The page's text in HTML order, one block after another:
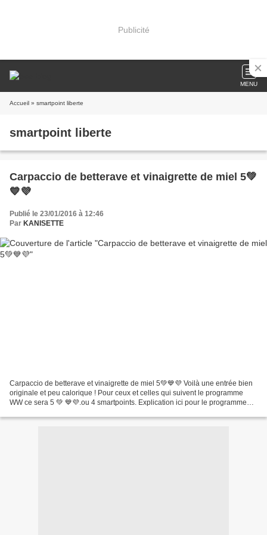
Publicité
MENU
Accueil » smartpoint liberte
smartpoint liberte
Carpaccio de betterave et vinaigrette de miel 5💚
💙💜
Publié le 23/01/2016 à 12:46
Par KANISETTE
Carpaccio de betterave et vinaigrette de miel 5💚💙💜 Voilà une entrée bien
originale et peu calorique ! Pour ceux et celles qui suivent le programme
WW ce sera 5 💚 💙💜.ou 4 smartpoints. Explication ici pour le programme